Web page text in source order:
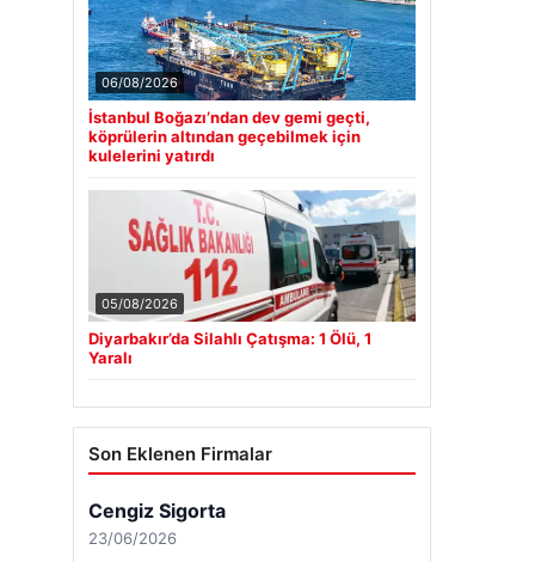
06/08/2026
İstanbul Boğazı’ndan dev gemi geçti,
köprülerin altından geçebilmek için
kulelerini yatırdı
05/08/2026
Diyarbakır’da Silahlı Çatışma: 1 Ölü, 1
Yaralı
Son Eklenen Firmalar
Cengiz Sigorta
23/06/2026